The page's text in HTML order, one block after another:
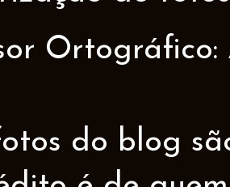
Ortográfico:
do blog